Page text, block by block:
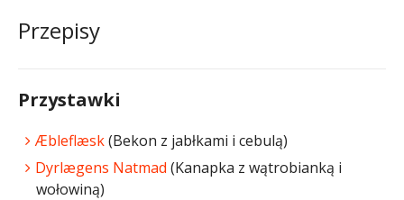
Przepisy
Przystawki
Æbleflæsk(Bekon z jabłkami i cebulą)
Dyrlægens Natmad (Kanapka z wątrobianką i
wołowiną)